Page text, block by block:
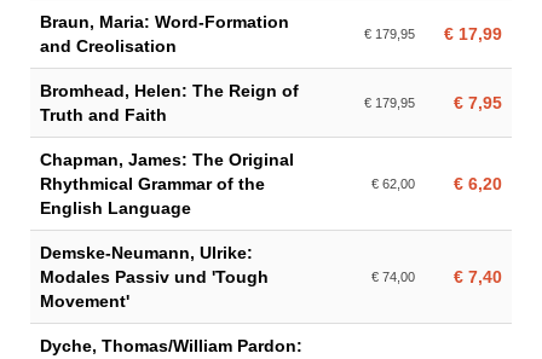
Braun, Maria: Word-Formation
and Creolisation
€ 179,95 € 17,99
Bromhead, Helen: The Reign of
Truth and Faith
€ 179,95 € 7,95
Chapman, James: The Original
Rhythmical Grammar of the
English Language
€ 62,00 € 6,20
Demske-Neumann, Ulrike:
Modales Passiv und 'Tough
Movement'
€ 74,00 € 7,40
Dyche, Thomas/William Pardon: